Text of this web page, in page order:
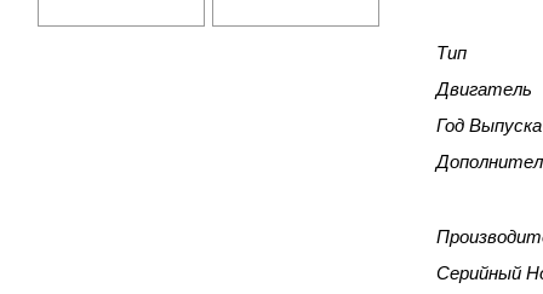
Тип
Двигатель
Год Выпуска
Серийный